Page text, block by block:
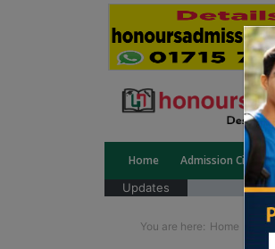
Home Admission
Updates
You are here: Home